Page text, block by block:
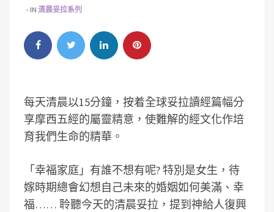
IN 清晨妥拉系列
每天清晨以15分鐘，按着全球妥拉讀經篇幅分
享摩西五經的屬靈精意，使難解的經文化作培
育我們生命的精華。
「幸福家庭」有誰不想有呢? 特別是女生，待
嫁時期總會幻想自己未來的婚姻如何美滿、幸
福…… 聆聽今天的清晨妥拉，提到神給人復興